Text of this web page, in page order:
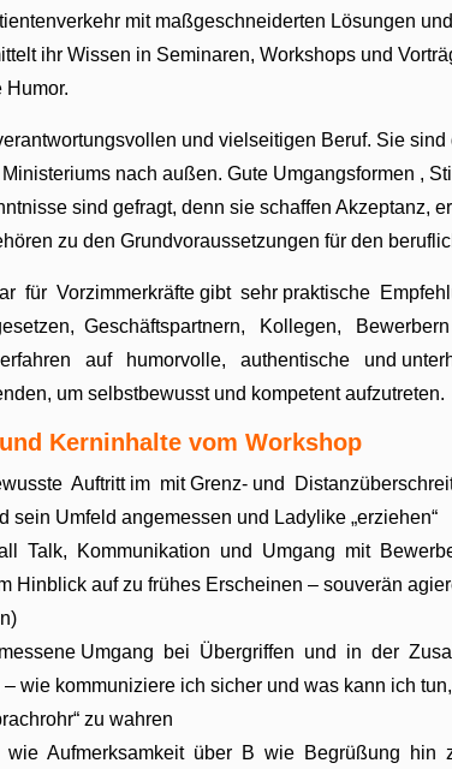
mit maßgeschneiderten Lösungen
ihr Wissen in Seminaren, Workshops und
Humor.
und vielseitigen Beruf. Sie sind
nach außen. Gute Umgangsformen ,
sind gefragt, denn sie schaffen Akzeptanz,
zu den Grundvoraussetzungen für den
für Vorzimmerkräfte gibt sehr praktische
Geschäftspartnern, Kollegen,
auf humorvolle, authentische und
um selbstbewusst und kompetent aufzutreten.
Kerninhalte vom Workshop
Auftritt im mit Grenz- und
Umfeld angemessen und Ladylike „erziehen“
Talk, Kommunikation und Umgang mit
Hinblick auf zu frühes Erscheinen – souverän
Umgang bei Übergriffen und in der
wie kommuniziere ich sicher und was kann ich
zu wahren
wie Aufmerksamkeit über B wie Begrüßung hin